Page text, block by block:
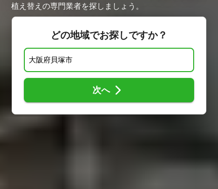
植え替えの専門業者を探しましょう。
どの地域でお探しですか？
次へ